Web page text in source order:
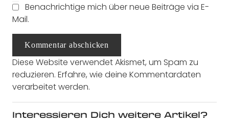
Benachrichtige mich über neue Beiträge via E-
Mail.
Kommentar abschicken
Diese Website verwendet Akismet, um Spam zu
reduzieren. Erfahre, wie deine Kommentardaten
verarbeitet werden.
Interessieren Dich weitere Artikel?